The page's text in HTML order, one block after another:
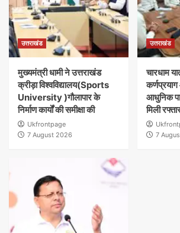
उत्तराखंड
मुख्यमंत्री धामी ने उत्तराखंड
क्रीड़ा विश्वविद्यालय(Sports
University )गौलापार के
निर्माण कार्यों की समीक्षा की
Ukfrontpage
7 August 2026
उत्तराखंड
चारधाम
आधुनिक
मिली
7